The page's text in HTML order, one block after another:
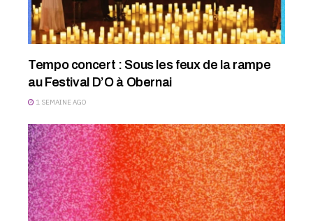
Tempo concert : Sous les feux de la rampe
au Festival D’O à Obernai
1 SEMAINE AGO